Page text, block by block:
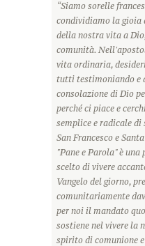
“Siamo sorelle
condividiamo la gioia
della nostra vita a
comunità.
vita ordinaria,
tutti testimoniando e
consolazione di Dio
perché ci piace e
semplice e radicale di
San Francesco e
"Pane e Parola" è
scelto di vivere
Vangelo del giorno,
comunitariamente
per noi il mandato
sostiene nel vivere la
spirito di comunione